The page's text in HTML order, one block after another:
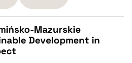
Mazurskie
Development in